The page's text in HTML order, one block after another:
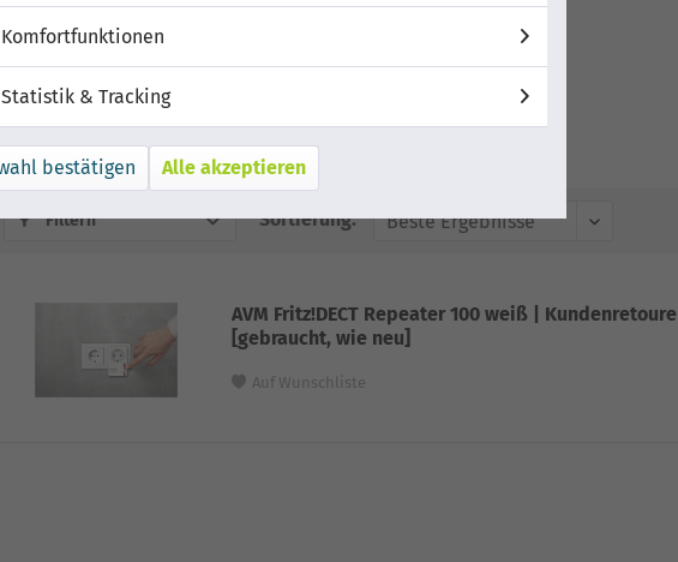
Komfortfunktionen
Statistik & Tracking
Alle akzeptieren
AVM Fritz!DECT Repeater
100 weiß | Kundenretoure
83,99 € *
Filtern Sortierung:
AVM Fritz!DECT Repeater 100 weiß | Kundenretoure
[gebraucht, wie neu]
Auf Wunschliste